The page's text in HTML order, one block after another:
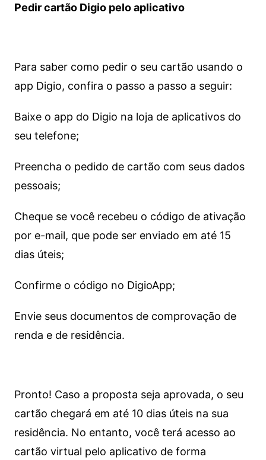
Pedir cartão Digio pelo aplicativo
Para saber como pedir o seu cartão usando o
app Digio, confira o passo a passo a seguir:
Baixe o app do Digio na loja de aplicativos do
seu telefone;
Preencha o pedido de cartão com seus dados
pessoais;
Cheque se você recebeu o código de ativação
por e-mail, que pode ser enviado em até 15
dias úteis;
Confirme o código no DigioApp;
Envie seus documentos de comprovação de
renda e de residência.
Pronto! Caso a proposta seja aprovada, o seu
cartão chegará em até 10 dias úteis na sua
residência. No entanto, você terá acesso ao
cartão virtual pelo aplicativo de forma